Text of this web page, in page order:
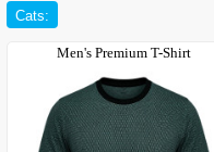
Cats:
Men's Premium T-Shirt